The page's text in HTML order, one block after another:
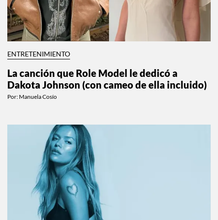
ENTRETENIMIENTO
La canción que Role Model le dedicó a
Dakota Johnson (con cameo de ella incluido)
Por: Manuela Cosío